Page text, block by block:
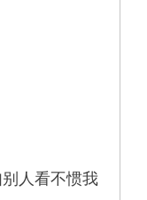
人看不惯我